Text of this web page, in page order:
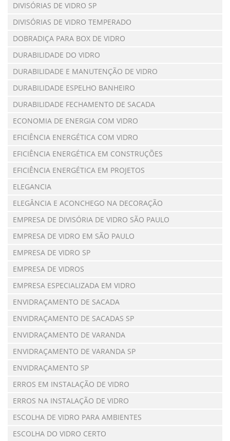
DIVISÓRIAS DE VIDRO SP
DIVISÓRIAS DE VIDRO TEMPERADO
DOBRADIÇA PARA BOX DE VIDRO
DURABILIDADE DO VIDRO
DURABILIDADE E MANUTENÇÃO DE VIDRO
DURABILIDADE ESPELHO BANHEIRO
DURABILIDADE FECHAMENTO DE SACADA
ECONOMIA DE ENERGIA COM VIDRO
EFICIÊNCIA ENERGÉTICA COM VIDRO
EFICIÊNCIA ENERGÉTICA EM CONSTRUÇÕES
EFICIÊNCIA ENERGÉTICA EM PROJETOS
ELEGANCIA
ELEGÂNCIA E ACONCHEGO NA DECORAÇÃO
EMPRESA DE DIVISÓRIA DE VIDRO SÃO PAULO
EMPRESA DE VIDRO EM SÃO PAULO
EMPRESA DE VIDRO SP
EMPRESA DE VIDROS
EMPRESA ESPECIALIZADA EM VIDRO
ENVIDRAÇAMENTO DE SACADA
ENVIDRAÇAMENTO DE SACADAS SP
ENVIDRAÇAMENTO DE VARANDA
ENVIDRAÇAMENTO DE VARANDA SP
ENVIDRAÇAMENTO SP
ERROS EM INSTALAÇÃO DE VIDRO
ERROS NA INSTALAÇÃO DE VIDRO
ESCOLHA DE VIDRO PARA AMBIENTES
ESCOLHA DO VIDRO CERTO